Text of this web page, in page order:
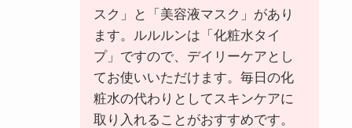
スク」と「美容液マスク」があり
ます。ルルルンは「化粧水タイ
プ」ですので、デイリーケアとし
てお使いいただけます。毎日の化
粧水の代わりとしてスキンケアに
取り入れることがおすすめです。